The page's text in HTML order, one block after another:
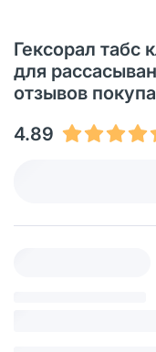
Гексорал табс
для
отзывов
4.89